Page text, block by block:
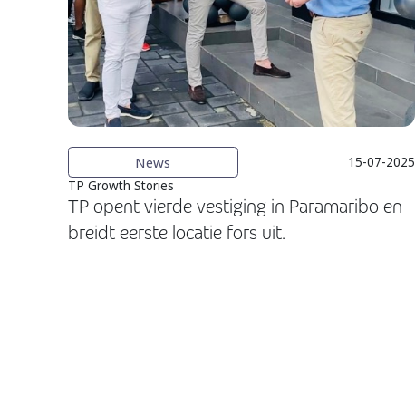
News
15-07-2025
TP Growth Stories
TP opent vierde vestiging in Paramaribo en
breidt eerste locatie fors uit.